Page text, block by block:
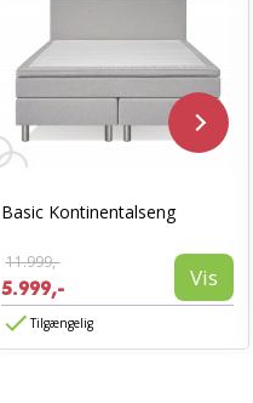
Basic Kontinentalseng
11.999,-
5.999,- Vis
Tilgængelig